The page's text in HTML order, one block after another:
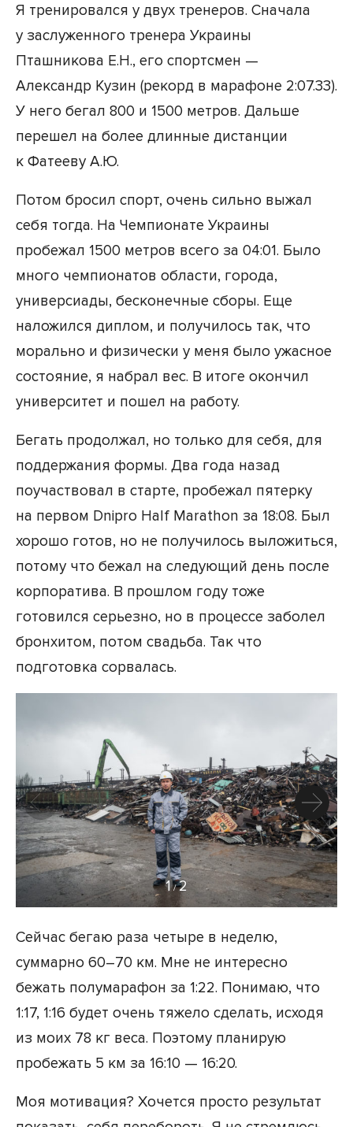
Я тренировался у двух тренеров. Сначала
у заслуженного тренера Украины
Пташникова Е.Н., его спортсмен —
Александр Кузин (рекорд в марафоне 2:07.33).
У него бегал 800 и 1500 метров. Дальше
перешел на более длинные дистанции
к Фатееву А.Ю.
Потом бросил спорт, очень сильно выжал
себя тогда. На Чемпионате Украины
пробежал 1500 метров всего за 04:01. Было
много чемпионатов области, города,
универсиады, бесконечные сборы. Еще
наложился диплом, и получилось так, что
морально и физически у меня было ужасное
состояние, я набрал вес. В итоге окончил
университет и пошел на работу.
Бегать продолжал, но только для себя, для
поддержания формы. Два года назад
поучаствовал в старте, пробежал пятерку
на первом Dnipro Half Marathon за 18:08. Был
хорошо готов, но не получилось выложиться,
потому что бежал на следующий день после
корпоратива. В прошлом году тоже
готовился серьезно, но в процессе заболел
бронхитом, потом свадьба. Так что
подготовка сорвалась.
1/2
Сейчас бегаю раза четыре в неделю,
суммарно 60–70 км. Мне не интересно
бежать полумарафон за 1:22. Понимаю, что
1:17, 1:16 будет очень тяжело сделать, исходя
из моих 78 кг веса. Поэтому планирую
пробежать 5 км за 16:10 — 16:20.
Моя мотивация? Хочется просто результат